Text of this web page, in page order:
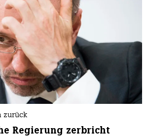
zurück
Regierung zerbricht